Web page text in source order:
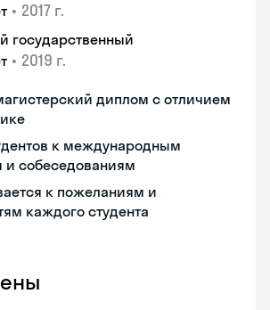
• 2017 г.
государственный
• 2019 г.
диплом с отличием
к международным
и собеседованиям
к пожеланиям и
каждого студента